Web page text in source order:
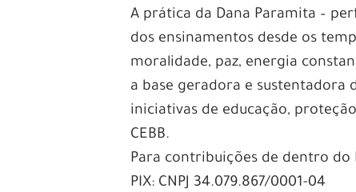
A prática da Dana Paramita –
dos ensinamentos desde os
moralidade, paz, energia
a base geradora e sustentadora
iniciativas de educação,
CEBB.
Para contribuições de dentro do
PIX: CNPJ 34.079.867/0001-04